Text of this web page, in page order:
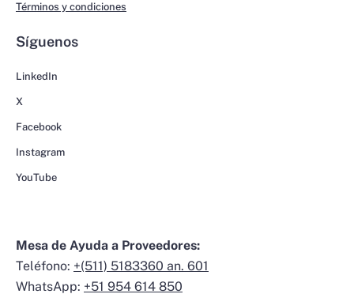
Términos y condiciones
Síguenos
LinkedIn
X
Facebook
Instagram
YouTube
Mesa de Ayuda a Proveedores:
Teléfono: +(511) 5183360 an. 601
WhatsApp: +51 954 614 850